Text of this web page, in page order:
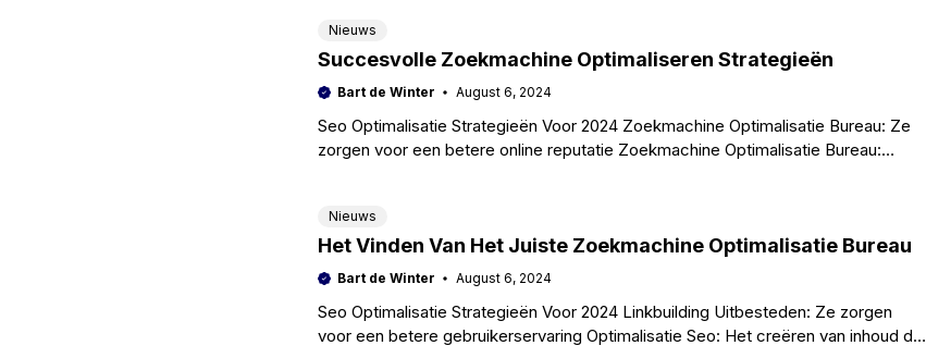
Nieuws
Succesvolle Zoekmachine Optimaliseren Strategieën
Bart de Winter August 6, 2024
Seo Optimalisatie Strategieën Voor 2024 Zoekmachine Optimalisatie Bureau: Ze
zorgen voor een betere online reputatie Zoekmachine Optimalisatie Bureau:
Nieuws
Het Vinden Van Het Juiste Zoekmachine Optimalisatie Bureau
Bart de Winter August 6, 2024
Seo Optimalisatie Strategieën Voor 2024 Linkbuilding Uitbesteden: Ze zorgen
voor een betere gebruikerservaring Optimalisatie Seo: Het creëren van inhoud die